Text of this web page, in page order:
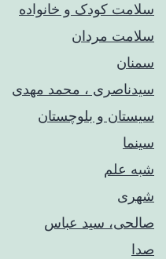
سلامت کودک‌ و خانواده
سلامت مردان
سمنان
سیدناصری ، محمد مهدی
سیستان و بلوچستان
سینما
شبه علم
شهری
صالحی، سید عباس
صدا